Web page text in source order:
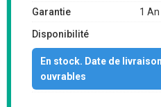
Garantie
1 An
Disponibilité
En stock. Date de
ouvrables